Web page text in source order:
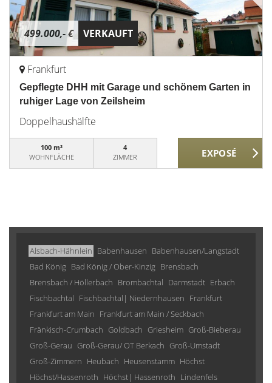
499.000,- € VERKAUFT
Frankfurt
Gepflegte DHH mit Garage und schönem Garten in
ruhiger Lage von Zeilsheim
Doppelhaushälfte
100 m²
WOHNFLÄCHE
4
ZIMMER
Alsbach-Hähnlein Babenhausen Babenhausen/Langstadt
Bad König Bad König / Ober-Kinzig Brensbach
Brensbach / Höllerbach Brombachtal Darmstadt Erbach
Fischbachtal Fischbachtal| Niedernhausen Frankfurt
Frankfurt am Main Frankfurt am Main / Seckbach
Fränkisch-Crumbach Goldbach Griesheim Groß-Bieberau
Groß-Gerau Groß-Gerau/ OT Berkach Groß-Umstadt
Groß-Zimmern Heubach Heusenstamm Höchst
Höchst/Hassenroth Höchst| Hassenroth Lindenfels